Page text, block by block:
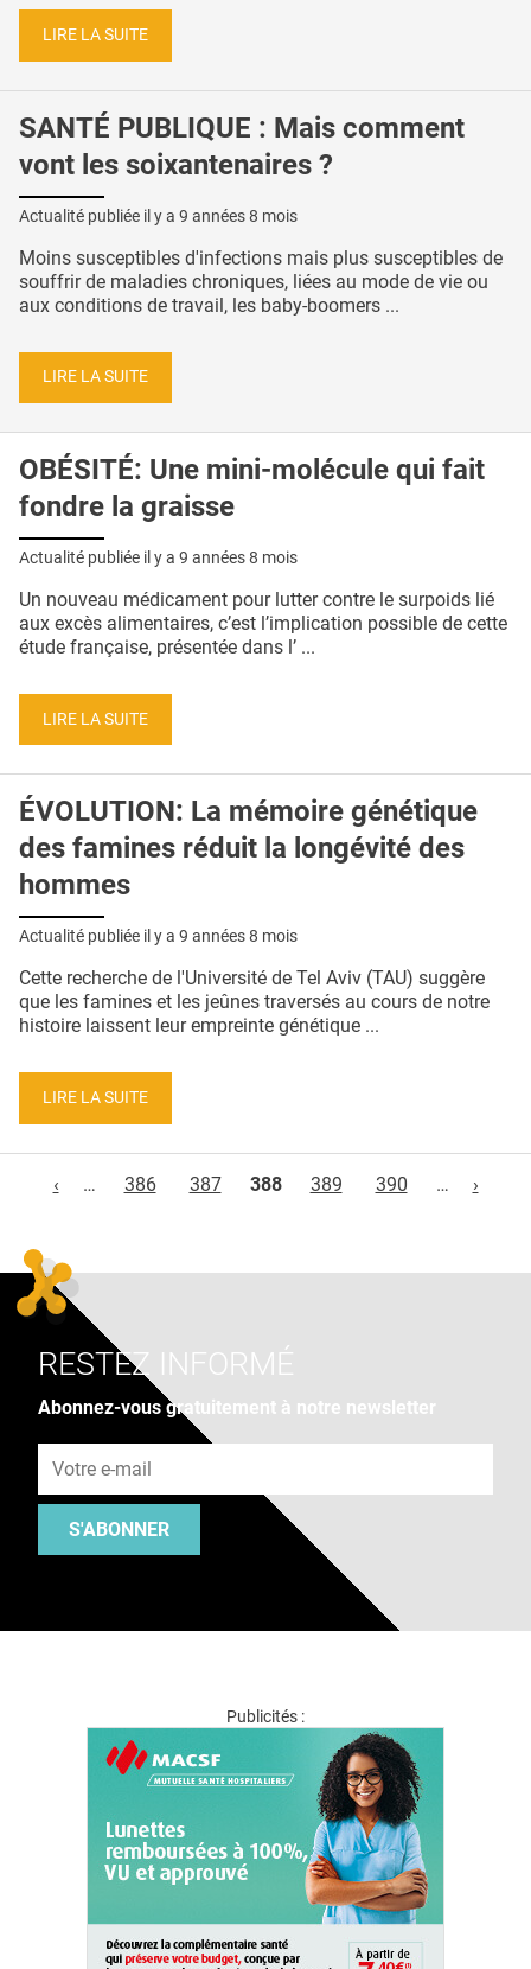
LIRE LA SUITE
SANTÉ PUBLIQUE : Mais comment
vont les soixantenaires ?
Actualité publiée il y a 9 années 8 mois
Moins susceptibles d'infections mais plus susceptibles de
souffrir de maladies chroniques, liées au mode de vie ou
aux conditions de travail, les baby-boomers ...
LIRE LA SUITE
OBÉSITÉ: Une mini-molécule qui fait
fondre la graisse
Actualité publiée il y a 9 années 8 mois
Un nouveau médicament pour lutter contre le surpoids lié
aux excès alimentaires, c’est l’implication possible de cette
étude française, présentée dans l’ ...
LIRE LA SUITE
ÉVOLUTION: La mémoire génétique
des famines réduit la longévité des
hommes
Actualité publiée il y a 9 années 8 mois
Cette recherche de l'Université de Tel Aviv (TAU) suggère
que les famines et les jeûnes traversés au cours de notre
histoire laissent leur empreinte génétique ...
LIRE LA SUITE
‹
… 386 387 388 389 390 … ›
RESTEZ INFORMÉ
Abonnez-vous gratuitement à notre newsletter
S'ABONNER
Publicités :